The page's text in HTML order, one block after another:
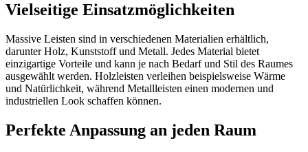
Vielseitige Einsatzmöglichkeiten
Massive Leisten sind in verschiedenen Materialien erhältlich,
darunter Holz, Kunststoff und Metall. Jedes Material bietet
einzigartige Vorteile und kann je nach Bedarf und Stil des Raumes
ausgewählt werden. Holzleisten verleihen beispielsweise Wärme
und Natürlichkeit, während Metallleisten einen modernen und
industriellen Look schaffen können.
Perfekte Anpassung an jeden Raum